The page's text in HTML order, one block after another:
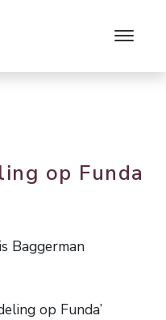
op Funda
Baggerman
op Funda’